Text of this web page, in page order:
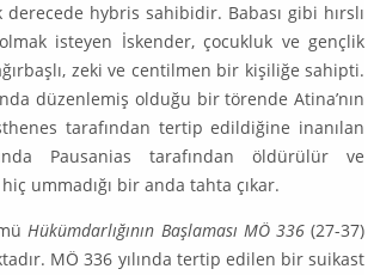
derecede hybris sahibidir. Babası gibi hırslı
isteyen İskender, çocukluk ve gençlik
zeki ve centilmen bir kişiliğe sahipti.
düzenlemiş olduğu bir törende Atina’nın
tarafından tertip edildiğine inanılan
Pausanias tarafından öldürülür ve
ummadığı bir anda tahta çıkar.
Hükümdarlığının Başlaması MÖ 336(27-37)
MÖ 336 yılında tertip edilen bir suikast